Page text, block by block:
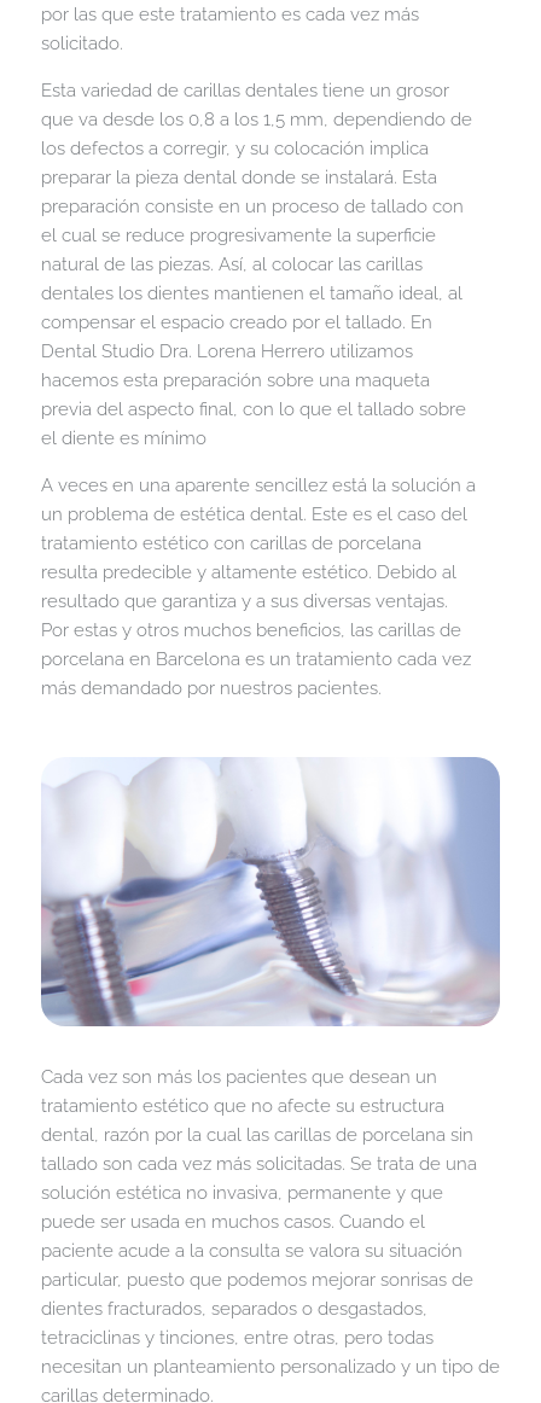
por las que este tratamiento es cada vez más
solicitado.
Esta variedad de carillas dentales tiene un grosor
que va desde los 0,8 a los 1,5 mm, dependiendo de
los defectos a corregir, y su colocación implica
preparar la pieza dental donde se instalará. Esta
preparación consiste en un proceso de tallado con
el cual se reduce progresivamente la superficie
natural de las piezas. Así, al colocar las carillas
dentales los dientes mantienen el tamaño ideal, al
compensar el espacio creado por el tallado. En
Dental Studio Dra. Lorena Herrero utilizamos
hacemos esta preparación sobre una maqueta
previa del aspecto final, con lo que el tallado sobre
el diente es mínimo
A veces en una aparente sencillez está la solución a
un problema de estética dental. Este es el caso del
tratamiento estético con carillas de porcelana
resulta predecible y altamente estético. Debido al
resultado que garantiza y a sus diversas ventajas.
Por estas y otros muchos beneficios, las carillas de
porcelana en Barcelona es un tratamiento cada vez
más demandado por nuestros pacientes.
Cada vez son más los pacientes que desean un
tratamiento estético que no afecte su estructura
dental, razón por la cual las carillas de porcelana sin
tallado son cada vez más solicitadas. Se trata de una
solución estética no invasiva, permanente y que
puede ser usada en muchos casos. Cuando el
paciente acude a la consulta se valora su situación
particular, puesto que podemos mejorar sonrisas de
dientes fracturados, separados o desgastados,
tetraciclinas y tinciones, entre otras, pero todas
necesitan un planteamiento personalizado y un tipo de
carillas determinado.